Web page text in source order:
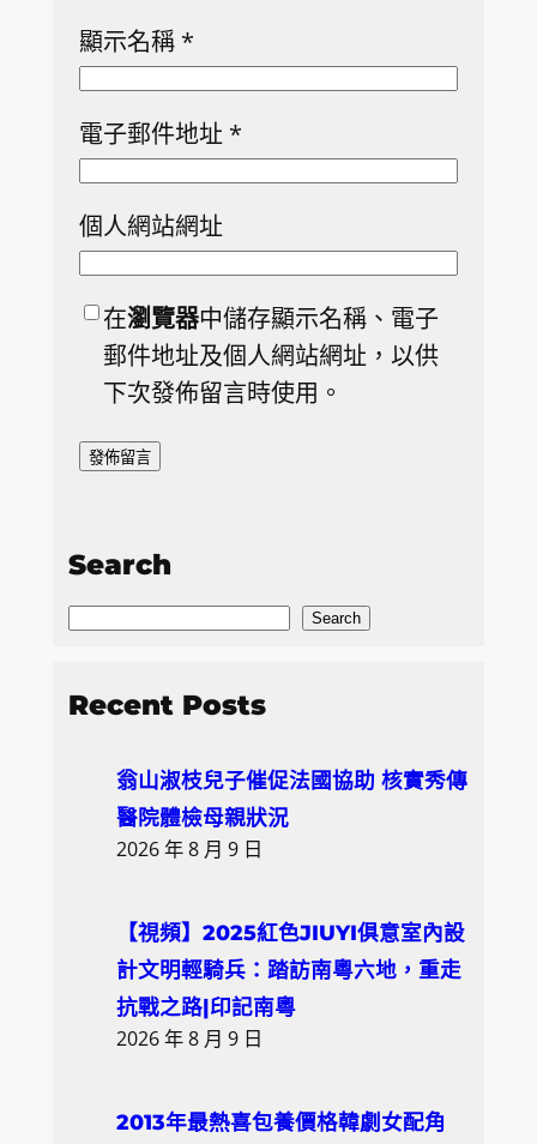
顯示名稱 *
電子郵件地址 *
個人網站網址
在瀏覽器中儲存顯示名稱、電子
郵件地址及個人網站網址，以供
下次發佈留言時使用。
Search
S
a
Search
Recent Posts
翁山淑枝兒子催促法國協助 核實秀傳
醫院體檢母親狀況
2026 年 8 月 9 日
【視頻】2025紅色JIUYI俱意室內設
計文明輕騎兵：踏訪南粵六地，重走
抗戰之路|印記南粵
2026 年 8 月 9 日
2013年最熱喜包養價格韓劇女配角